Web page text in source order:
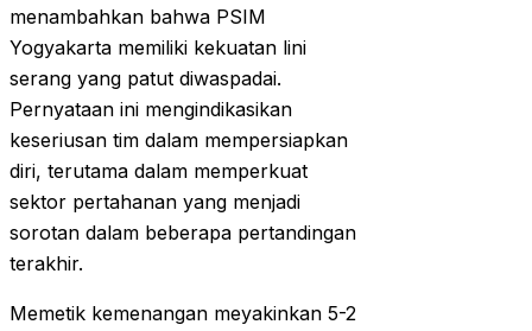
menambahkan bahwa PSIM
Yogyakarta memiliki kekuatan lini
serang yang patut diwaspadai.
Pernyataan ini mengindikasikan
keseriusan tim dalam mempersiapkan
diri, terutama dalam memperkuat
sektor pertahanan yang menjadi
sorotan dalam beberapa pertandingan
terakhir.
Memetik kemenangan meyakinkan 5-2